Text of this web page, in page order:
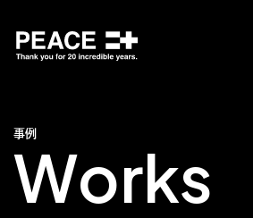
事例
Works